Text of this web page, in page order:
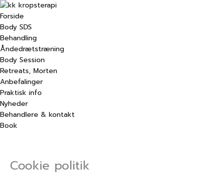
Gå
til
indholdet
Forside
Body SDS
Behandling
Åndedrætstræning
Body Session
Retreats, Morten
Anbefalinger
Praktisk info
Nyheder
Behandlere & kontakt
Book
Cookie politik